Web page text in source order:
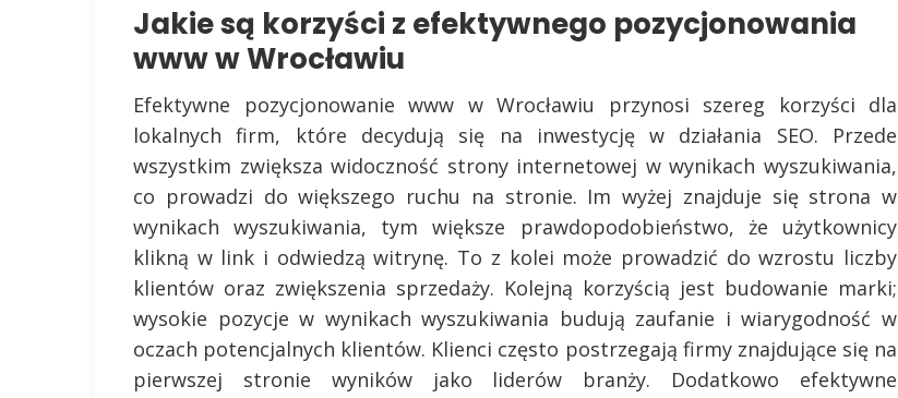
Jakie są korzyści z efektywnego pozycjonowania
www w Wrocławiu
Efektywne pozycjonowanie www w Wrocławiu przynosi szereg korzyści dla
lokalnych firm, które decydują się na inwestycję w działania SEO. Przede
wszystkim zwiększa widoczność strony internetowej w wynikach wyszukiwania,
co prowadzi do większego ruchu na stronie. Im wyżej znajduje się strona w
wynikach wyszukiwania, tym większe prawdopodobieństwo, że użytkownicy
klikną w link i odwiedzą witrynę. To z kolei może prowadzić do wzrostu liczby
klientów oraz zwiększenia sprzedaży. Kolejną korzyścią jest budowanie marki;
wysokie pozycje w wynikach wyszukiwania budują zaufanie i wiarygodność w
oczach potencjalnych klientów. Klienci często postrzegają firmy znajdujące się na
pierwszej stronie wyników jako liderów branży. Dodatkowo efektywne